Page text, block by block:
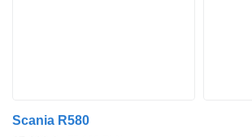
Scania R580